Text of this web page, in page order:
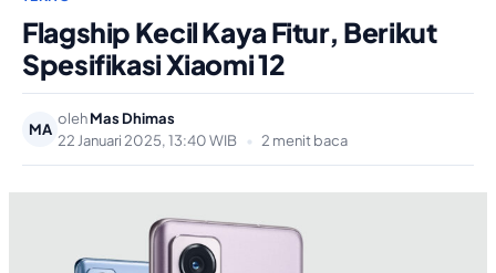
Flagship Kecil Kaya Fitur, Berikut
Spesifikasi Xiaomi 12
MA
olehMas Dhimas
22 Januari 2025, 13:40 WIB
• 2 menit baca